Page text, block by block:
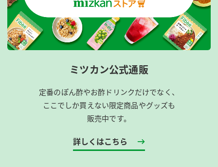
ミツカン公式通販
定番のぽん酢やお酢ドリンクだけでなく、
ここでしか買えない限定商品やグッズも
販売中です。
詳しくはこちら